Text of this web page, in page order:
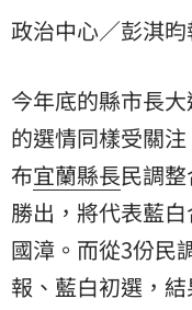
持度高於吳宗憲。對
政治中心／彭淇昀
今年底的縣市長
的選情同樣受關
布宜蘭縣長民調
勝出，將代表藍
國漳。而從3份民
報、藍白初選，